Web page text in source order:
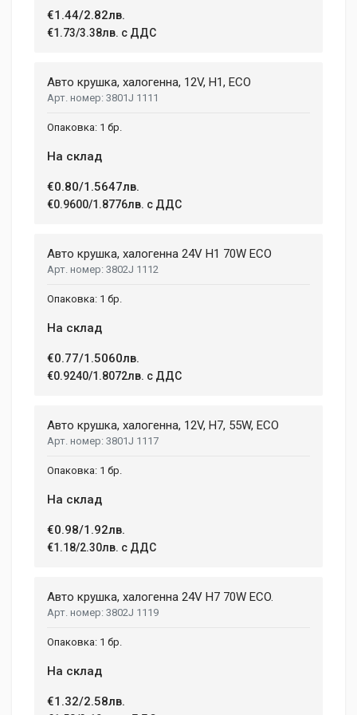
99 mm
207 mm
Duis ac lectus scelerisque quam blandit egestas. Pellentesque
hendrerit eros laoreet suscipit ultrices.
Review Stars
Your Review
Post Your Review
€1.44/2.82лв.
€1.73/3.38лв. с ДДС
Авто крушка, халогенна, 12V, H1, ECO
3801J 1111
1 бр.
На склад
€0.80/1.5647лв.
€0.9600/1.8776лв. с ДДС
Авто крушка, халогенна 24V H1 70W ECO
3802J 1112
1 бр.
На склад
€0.77/1.5060лв.
€0.9240/1.8072лв. с ДДС
Авто крушка, халогенна, 12V, H7, 55W, ECO
3801J 1117
1 бр.
На склад
€0.98/1.92лв.
€1.18/2.30лв. с ДДС
Авто крушка, халогенна 24V H7 70W ECO.
3802J 1119
1 бр.
На склад
€1.32/2.58лв.